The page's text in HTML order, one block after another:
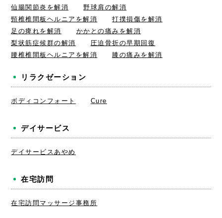
仙腸関節炎を解消
野球肩の解消
頸椎椎間板ヘルニアを解消
打撲損傷を解消
足の痺れを解消
かかとの痛みを解消
梨状筋症候群の解消
圧迫骨折の早期回復
腰椎椎間板ヘルニアを解消
膝の痛みを解消
リラクゼーション
ボディコンフォート Cure
デイサービス
デイサービスあやめ
在宅訪問
在宅訪問マッサージ事務所